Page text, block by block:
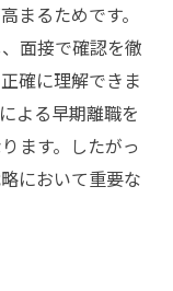
まるためです。
面接で確認を徹
確に理解できま
よる早期離職を
ます。したがっ
において重要な